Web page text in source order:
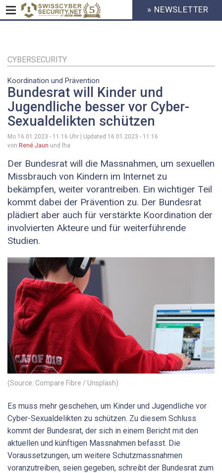
Inhalt
HEADER
MENU
» NEWSLETTER
CYBERSECURITY
Koordination und Prävention
Bundesrat will Kinder und
Jugendliche besser vor Cyber-
Sexualdelikten schützen
Mo 16.01.2023 - 11:16 Uhr | Updated 16.01.2023 - 11:16
von René Jaun und lha
Der Bundesrat will die Massnahmen, um sexuellen
Missbrauch von Kindern im Internet zu
bekämpfen, weiter vorantreiben. Ein wichtiger Teil
kommt dabei der Prävention zu. Der Bundesrat
plädiert aber auch für verstärkte Koordination der
involvierten Akteure und für weiterführende
Studien.
(Source: Compare Fibre / Unsplash)
Es muss mehr geschehen, um Kinder und Jugendliche vor
Cyber-Sexualdelikten zu schützen. Zu diesem Schluss
kommt der Bundesrat, der sich in einem Bericht mit den
aktuellen und künftigen Massnahmen befasst. Die
Voraussetzungen, um weitere Schutzmassnahmen
voranzutreiben, seien gegeben, schreibt der Bundesrat zum